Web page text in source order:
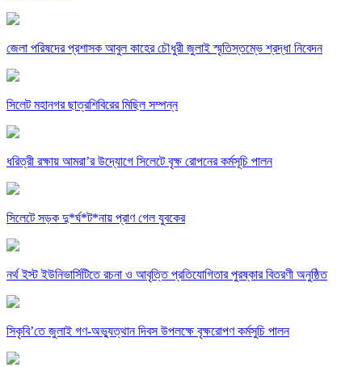
জেলা পরিষদের প্রশাসক আবুল কাহের চৌধুরী জুলাই স্মৃতিস্তম্ভে শ্রদ্ধা নিবেদন
সিলেট মহানগর ছাত্রশিবিরের মিছিল সম্পন্ন
ধরিত্রী রক্ষায় আমরা’র উদ্যোগে সিলেটে বৃক্ষ রোপনের কর্মসূচি পালন
সিলেটে সড়ক দু*র্ঘ*ট*নায় প্রাণ গেল যুবকের
নর্থ ইস্ট ইউনিভার্সিটিতে রচনা ও আবৃত্তি প্রতিযোগিতার পুরষ্কার বিতরণী অনুষ্ঠিত
সিকৃবি’তে জুলাই গণ-অভ্যুত্থান দিবস উপলক্ষে বৃক্ষরোপণ কর্মসুচি পালন